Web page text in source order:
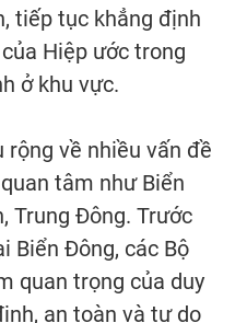
tiếp tục khẳng định
Hiệp ước trong
ở khu vực.
về nhiều vấn đề
tâm như Biển
Trung Đông. Trước
Biển Đông, các Bộ
quan trọng của duy
an toàn và tự do